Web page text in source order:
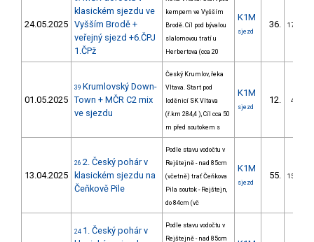
24.05.2025
klasickém sjezdu ve
Vyšším Brodě +
veřejný sjezd +6.ČPJ
1.ČPž
kempem ve Vyšším
Brodě. Cíl pod bývalou
slalomovou tratí u
Herbertova (cca 20
K1M
sjezd
36. 17/DM
01.05.2025
39 Krumlovský Down-
Town + MČR C2 mix
ve sjezdu
Český Krumlov, řeka
Vltava. Start pod
loděnicí SK Vltava
(ř.km 284,4 ), Cíl cca 50
m před soutokem s
K1M
sjezd
12. 4/DM
13.04.2025
26 2. Český pohár v
klasickém sjezdu na
Čeňkově Pile
Podle stavu vodočtu v
Rejštejně - nad 85cm
(včetně) trať Čeňkova
Pila soutok - Rejštejn,
do 84cm (vč
K1M
sjezd
55. 15/DM
24 1. Český pohár v
Podle stavu vodočtu v
Rejštejně - nad 85cm